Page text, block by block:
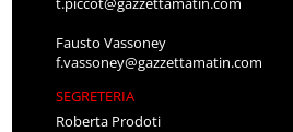
Fausto Vassoney
f.vassoney@gazzettamatin.com
SEGRETERIA
Roberta Prodoti